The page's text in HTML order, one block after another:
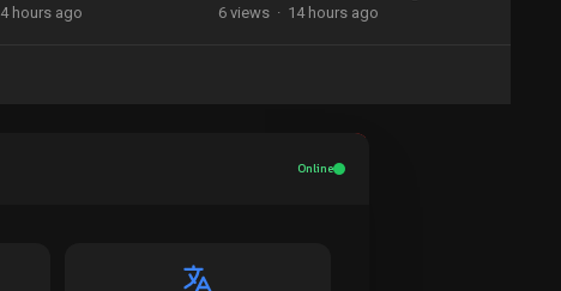
hours ago 6 views · 14 hours ago
Online